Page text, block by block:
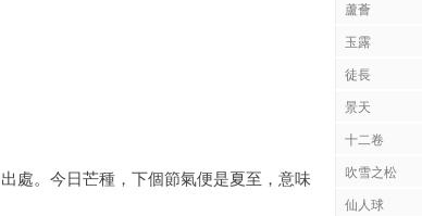
處。今日芒種，下個節氣便是夏至，意味
蘆薈
玉露
徒長
景天
十二卷
吹雪之松
仙人球